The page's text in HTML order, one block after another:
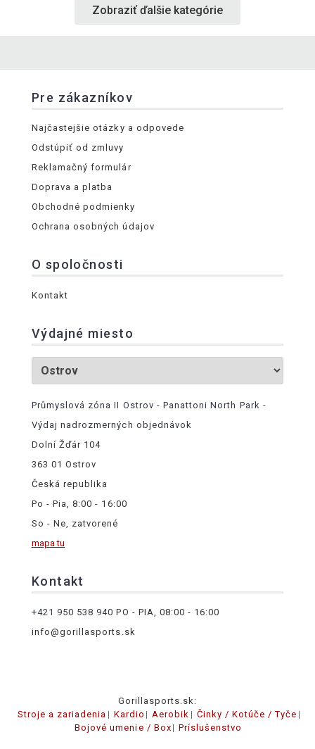
Zobraziť ďalšie kategórie
Pre zákazníkov
Najčastejšie otázky a odpovede
Odstúpiť od zmluvy
Reklamačný formulár
Doprava a platba
Obchodné podmienky
Ochrana osobných údajov
O spoločnosti
Kontakt
Výdajné miesto
Průmyslová zóna II Ostrov - Panattoni North Park -
Výdaj nadrozmerných objednávok
Dolní Žďár 104
363 01 Ostrov
Česká republika
Po - Pia, 8:00 - 16:00
So - Ne, zatvorené
mapa tu
Kontakt
+421 950 538 940 PO - PIA, 08:00 - 16:00
info@gorillasports.sk
Gorillasports.sk:
Stroje a zariadenia
Kardio Aerobik
Činky / Kotúče / Tyče
Bojové umenie / Box
Príslušenstvo